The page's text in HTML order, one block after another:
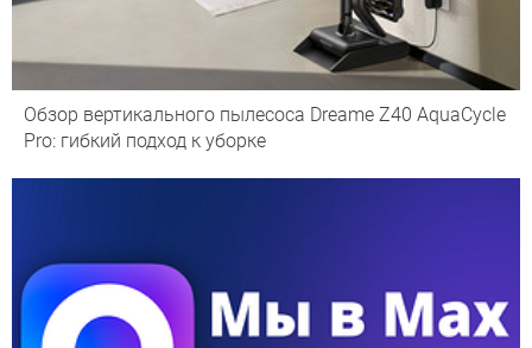
Обзор вертикального пылесоса Dreame Z40 AquaCycle
Pro: гибкий подход к уборке